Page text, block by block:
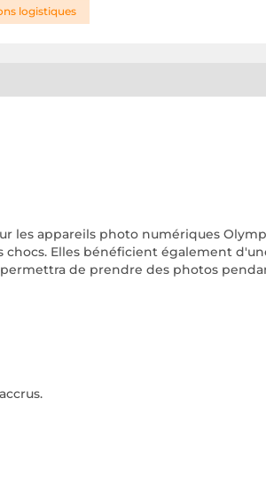
logistiques
les appareils photo numériques
Elles bénéficient également
de prendre des photos